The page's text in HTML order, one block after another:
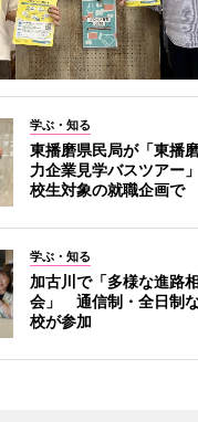
学ぶ・知る
東播磨県民局が「東播
力企業見学バスツアー
校生対象の就職企画で
学ぶ・知る
加古川で「多様な進路
会」 通信制・全日制
校が参加